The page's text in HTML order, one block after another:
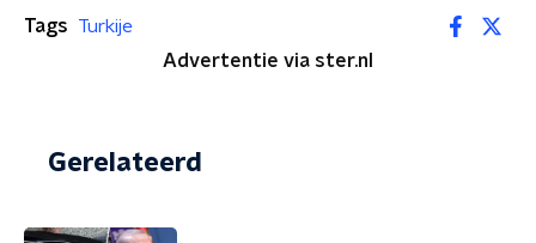
Tags
Turkije
Advertentie via ster.nl
Gerelateerd